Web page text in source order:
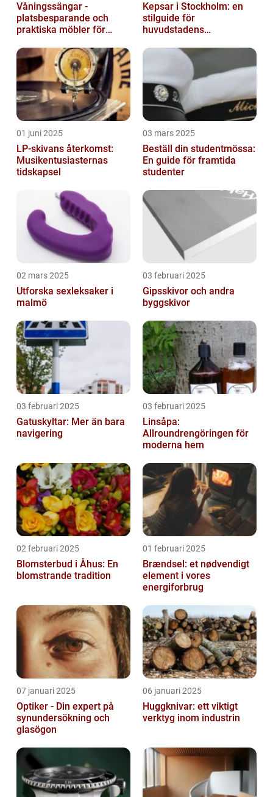
Våningssängar -
platsbesparande och
praktiska möbler för
Kepsar i Stockholm: en
stilguide för
huvudstadens
01 juni 2025
LP-skivans återkomst:
Musikentusiasternas
tidskapsel
03 mars 2025
Beställ din studentmössa:
En guide för framtida
studenter
02 mars 2025
Utforska sexleksaker i
malmö
03 februari 2025
Gipsskivor och andra
byggskivor
03 februari 2025
Gatuskyltar: Mer än bara
navigering
03 februari 2025
Linsåpa:
Allroundrengöringen för
moderna hem
02 februari 2025
Blomsterbud i Åhus: En
blomstrande tradition
01 februari 2025
Brændsel: et nødvendigt
element i vores
energiforbrug
07 januari 2025
Optiker - Din expert på
synundersökning och
glasögon
06 januari 2025
Huggknivar: ett viktigt
verktyg inom industrin